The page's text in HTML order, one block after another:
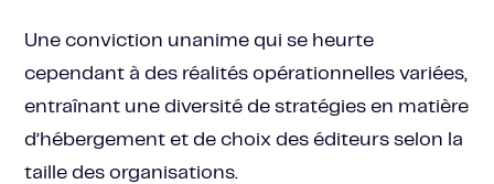
Une conviction unanime qui se heurte
cependant à des réalités opérationnelles variées,
entraînant une diversité de stratégies en matière
d’hébergement et de choix des éditeurs selon la
taille des organisations.